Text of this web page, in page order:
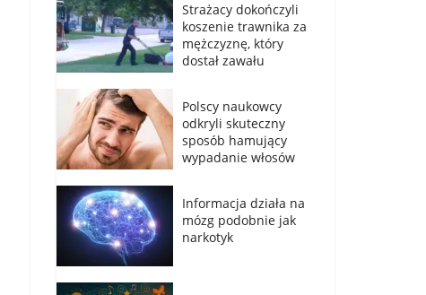
Strażacy dokończyli
koszenie trawnika za
mężczyznę, który
dostał zawału
Polscy naukowcy
odkryli skuteczny
sposób hamujący
wypadanie włosów
Informacja działa na
mózg podobnie jak
narkotyk